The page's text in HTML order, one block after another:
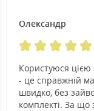
Олександр
Користуюся цією
- це справжній
швидко, без
комплекті. За